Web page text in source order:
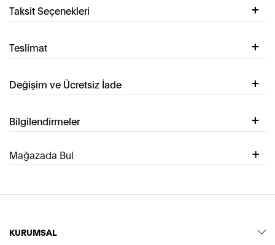
Taksit Seçenekleri
Teslimat
Değişim ve Ücretsiz İade
Bilgilendirmeler
Mağazada Bul
KURUMSAL